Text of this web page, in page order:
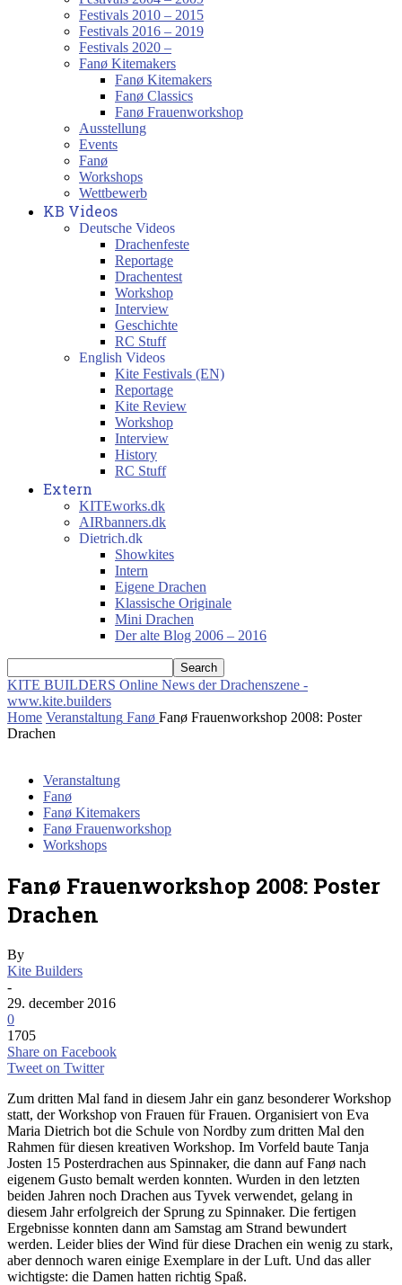
Festivals 2010 – 2015
Festivals 2016 – 2019
Festivals 2020 –
Fanø Kitemakers
Fanø Kitemakers
Fanø Classics
Fanø Frauenworkshop
Ausstellung
Events
Fanø
Workshops
Wettbewerb
KB Videos
Deutsche Videos
Drachenfeste
Reportage
Drachentest
Workshop
Interview
Geschichte
RC Stuff
English Videos
Kite Festivals (EN)
Reportage
Kite Review
Workshop
Interview
History
RC Stuff
Extern
KITEworks.dk
AIRbanners.dk
Dietrich.dk
Showkites
Intern
Eigene Drachen
Klassische Originale
Mini Drachen
Der alte Blog 2006 – 2016
KITE BUILDERS Online News der Drachenszene -
www.kite.builders
Home Veranstaltung Fanø Fanø Frauenworkshop 2008: Poster
Drachen
Veranstaltung
Fanø
Fanø Kitemakers
Fanø Frauenworkshop
Workshops
Fanø Frauenworkshop 2008: Poster
Drachen
By
Kite Builders
-
29. december 2016
0
1705
Share on Facebook
Tweet on Twitter
Zum dritten Mal fand in diesem Jahr ein ganz besonderer Workshop
statt, der Workshop von Frauen für Frauen. Organisiert von Eva
Maria Dietrich bot die Schule von Nordby zum dritten Mal den
Rahmen für diesen kreativen Workshop. Im Vorfeld baute Tanja
Josten 15 Posterdrachen aus Spinnaker, die dann auf Fanø nach
eigenem Gusto bemalt werden konnten. Wurden in den letzten
beiden Jahren noch Drachen aus Tyvek verwendet, gelang in
diesem Jahr erfolgreich der Sprung zu Spinnaker. Die fertigen
Ergebnisse konnten dann am Samstag am Strand bewundert
werden. Leider blies der Wind für diese Drachen ein wenig zu stark,
aber dennoch waren einige Exemplare in der Luft. Und das aller
wichtigste: die Damen hatten richtig Spaß.